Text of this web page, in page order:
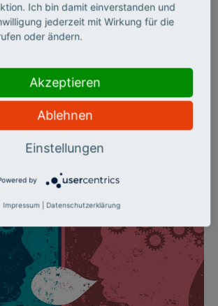
ins Große
Stellschrauben viel bewirken kann, hat
mit seiner Jubiläumsinitiative „Wirkung
– und dabei etablierte Fördergrundsätze
Ich bin damit einverstanden und
jederzeit mit Wirkung für die
oder ändern.
Akzeptieren
Ablehnen
Einstellungen
by
Impressum Datenschutzerklärung